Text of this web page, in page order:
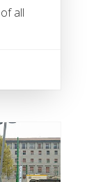
all